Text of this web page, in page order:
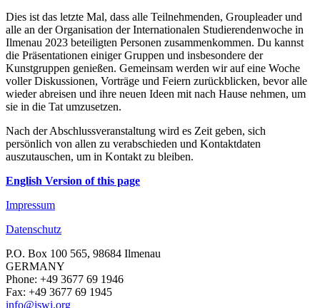
Dies ist das letzte Mal, dass alle Teilnehmenden, Groupleader und
alle an der Organisation der Internationalen Studierendenwoche in
Ilmenau 2023 beteiligten Personen zusammenkommen. Du kannst
die Präsentationen einiger Gruppen und insbesondere der
Kunstgruppen genießen. Gemeinsam werden wir auf eine Woche
voller Diskussionen, Vorträge und Feiern zurückblicken, bevor alle
wieder abreisen und ihre neuen Ideen mit nach Hause nehmen, um
sie in die Tat umzusetzen.
Nach der Abschlussveranstaltung wird es Zeit geben, sich
persönlich von allen zu verabschieden und Kontaktdaten
auszutauschen, um in Kontakt zu bleiben.
English Version of this page
Impressum
Datenschutz
P.O. Box 100 565, 98684 Ilmenau
GERMANY
Phone: +49 3677 69 1946
Fax: +49 3677 69 1945
info@iswi.org